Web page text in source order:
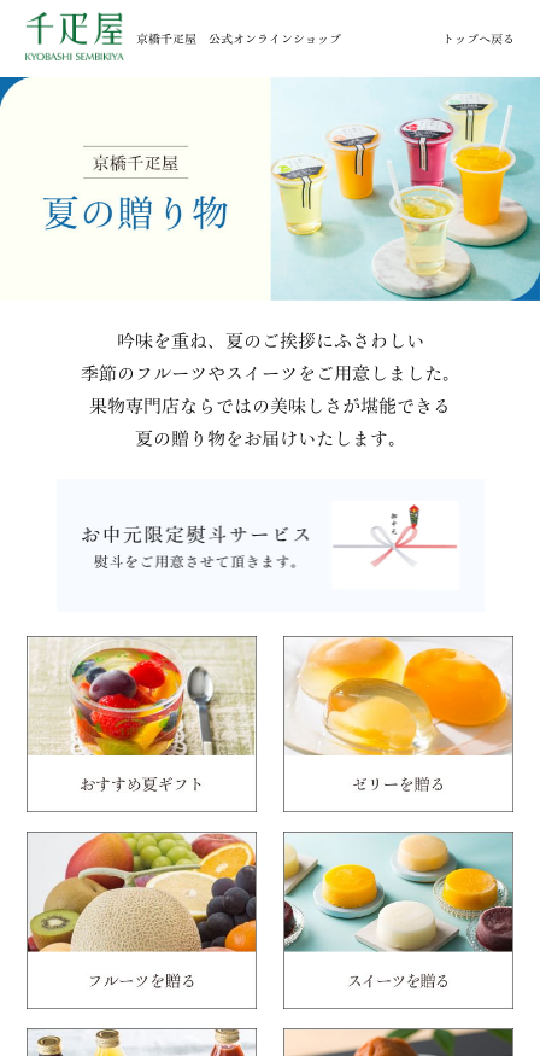
京橋千疋屋 公式オンラインショップ トップへ戻る
吟味を重ね、夏のご挨拶にふさわしい
季節のフルーツやスイーツをご用意しました。
果物専門店ならではの美味しさが堪能できる
夏の贈り物をお届けいたします。